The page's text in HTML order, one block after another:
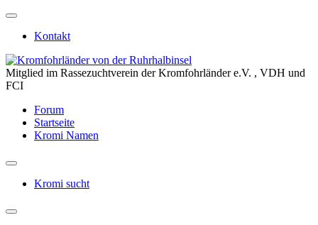
Kontakt
Mitglied im Rassezuchtverein der Kromfohrländer e.V. , VDH und
FCI
Forum
Startseite
Kromi Namen
Kromi sucht